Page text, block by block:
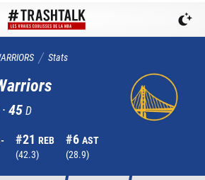
Stats
·45D
#21 REB
(42.3)
#6 AST
(28.9)